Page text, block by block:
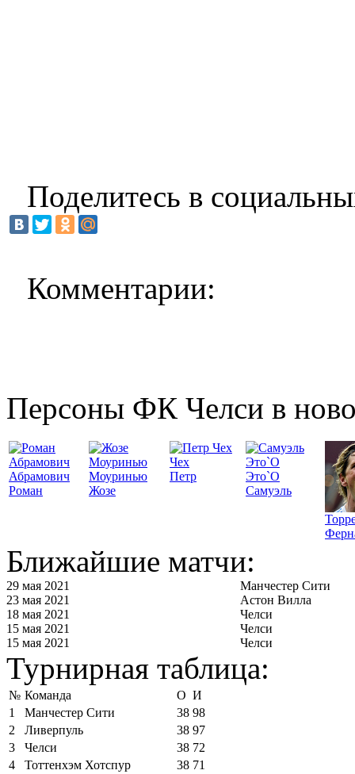
Поделитесь в
Комментарии:
Персоны ФК Челси в
Абрамович
Роман
Моуринью
Жозе
Чех
Петр
Это`О
Самуэль
Ближайшие матчи:
29 мая 2021
Манчестер Сити
23 мая 2021
Астон Вилла
18 мая 2021
Челси
15 мая 2021
Челси
15 мая 2021
Челси
Турнирная таблица:
№ Команда О И
1
Манчестер Сити 38 98
2
Ливерпуль 38 97
3
Челси 38 72
4
Тоттенхэм Хотспур 38 71